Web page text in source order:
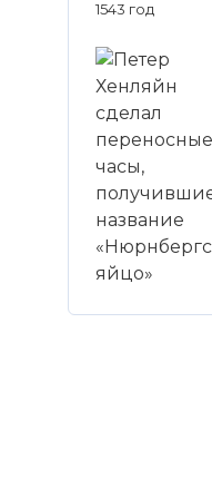
1543 год